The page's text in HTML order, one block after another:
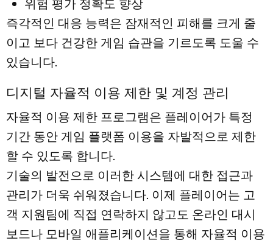
위험 평가 정확도 향상
즉각적인 대응 능력은 잠재적인 피해를 크게 줄
이고 보다 건강한 게임 습관을 기르도록 도울 수
있습니다.
디지털 자율적 이용 제한 및 계정 관리
자율적 이용 제한 프로그램은 플레이어가 특정
기간 동안 게임 플랫폼 이용을 자발적으로 제한
할 수 있도록 합니다.
기술의 발전으로 이러한 시스템에 대한 접근과
관리가 더욱 쉬워졌습니다. 이제 플레이어는 고
객 지원팀에 직접 연락하지 않고도 온라인 대시
보드나 모바일 애플리케이션을 통해 자율적 이용